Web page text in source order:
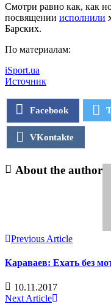
Смотри равно как, как
посвящении исполнили
Барских.
По материалам:
iSport.ua
Источник
Facebook
VKontakte
About the author
Previous Article
Караваев: Ехать без
10.11.2017
Next Article